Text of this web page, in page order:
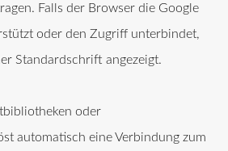
Falls der Browser die Google
oder den Zugriff unterbindet,
Standardschrift angezeigt.
oder
automatisch eine Verbindung zum